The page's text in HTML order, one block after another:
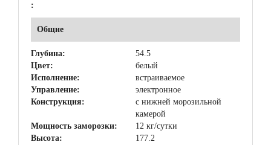
:
Общие
Глубина:
54.5
Цвет:
белый
Исполнение:
встраиваемое
Управление:
электронное
Конструкция:
с нижней морозильной
камерой
Мощность заморозки:
12 кг/сутки
Высота:
177.2